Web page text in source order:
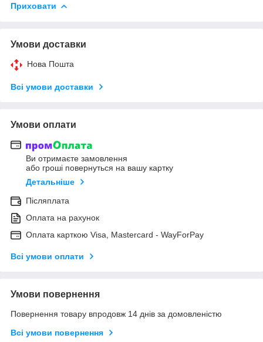
Приховати
Умови доставки
Нова Пошта
Всі умови доставки
Умови оплати
Ви отримаєте замовлення
або гроші повернуться на вашу картку
Детальніше
Післяплата
Оплата на рахунок
Оплата карткою Visa, Mastercard - WayForPay
Всі умови оплати
Умови повернення
Повернення товару впродовж 14 днів за домовленістю
Всі умови повернення